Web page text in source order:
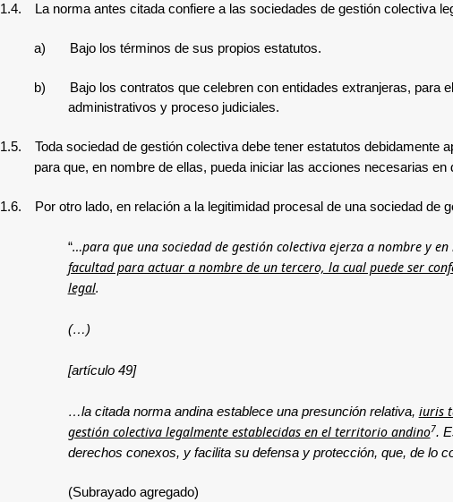
1.4. La norma antes citada confiere a las sociedades de gestión colectiva
a) Bajo los términos de sus propios estatutos.
b)
Bajo los contratos que celebren con entidades extranjeras,
administrativos y proceso judiciales.
1.5.
Toda sociedad de gestión colectiva debe tener estatutos
para que, en nombre de ellas, pueda iniciar las acciones necesarias
1.6. Por otro lado, en relación a la legitimidad procesal de una sociedad
“…para que una sociedad de gestión colectiva ejerza a nombre y
facultad para actuar a nombre de un tercero, la cual puede ser
legal.
(…)
[artículo 49]
…la citada norma andina establece una presunción relativa, iuris
gestión colectiva legalmente establecidas en el territorio andino7.
derechos conexos, y facilita su defensa y protección, que, de lo
(Subrayado agregado)